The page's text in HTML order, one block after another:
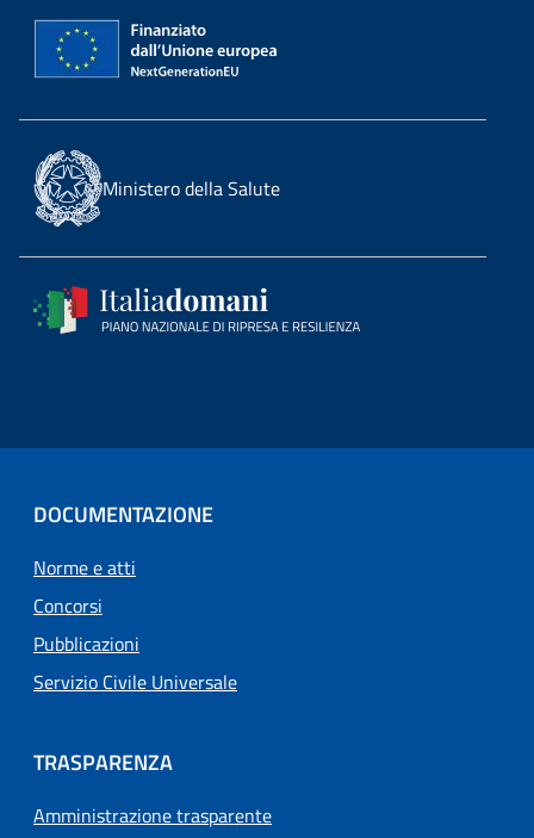
Ministero della Salute
DOCUMENTAZIONE
Norme e atti
Concorsi
Pubblicazioni
Servizio Civile Universale
TRASPARENZA
Amministrazione trasparente